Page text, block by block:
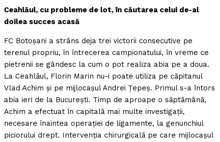
Ceahlăul, cu probleme de lot, în căutarea celui de-al
doilea succes acasă
FC Botoşani a strâns deja trei victorii consecutive pe
terenul propriu, în întrecerea campionatului, în vreme ce
pietrenii se gândesc la cum o pot realiza abia pe a doua.
La Ceahlăul, Florin Marin nu-i poate utiliza pe căpitanul
Vlad Achim şi pe mijlocaşul Andrei Ţepeş. Primul s-a întors
abia ieri de la Bucureşti. Timp de aproape o săptămână,
Achim a efectuat în capitală mai multe investigaţii,
necesare înaintea operaţiei de ligamente, la genunchiul
piciorului drept. Intervenţia chirurgicală pe care mijlocaşul